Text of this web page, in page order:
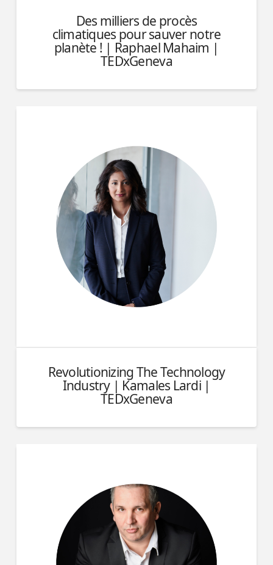
Des milliers de procès
climatiques pour sauver notre
planète ! | Raphael Mahaim |
TEDxGeneva
Revolutionizing The Technology
Industry | Kamales Lardi |
TEDxGeneva